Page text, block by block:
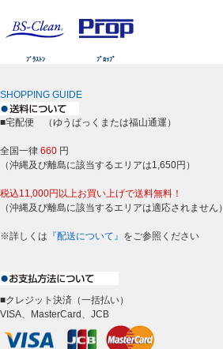
ﾌﾞﾗｽﾄﾝ ﾌﾟﾛｯﾌﾟ
SHOPPING GUIDE
■宅配便 （ゆうぱっくまたは福山通運）
全国一律 660 円
（沖縄及び離島に該当するエリアは1,650円）
税込11,000円以上お買い上げで送料無料！
（沖縄及び離島に該当するエリアは適応されません）
※詳しくは 『配送について』 をご参照ください
■クレジット決済（一括払い）
VISA、MasterCard、JCB